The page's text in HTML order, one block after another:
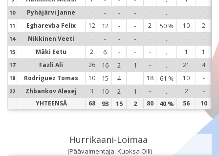
10 Pyhäjärvi Janne - - - - - . - -
11 Egharevba Felix 12 12 - - 2 50 % 10 2
14 Nikkinen Veeti - - - - - . - -
15 Mäki Eetu 2 6 - - - . 1 1
17 Fazli Ali 26 16 2 1 - . 21 4
18 Rodriguez Tomas 10 15 4 - 18 61 % 10 -
22 Zhbankov Alexej 3 10 2 1 - . 2
-
YHTEENSÄ
68 93 15 2 80 40 % 56 10
Hurrikaani-Loimaa
(Päävalmentaja: Kuoksa Olli)
15